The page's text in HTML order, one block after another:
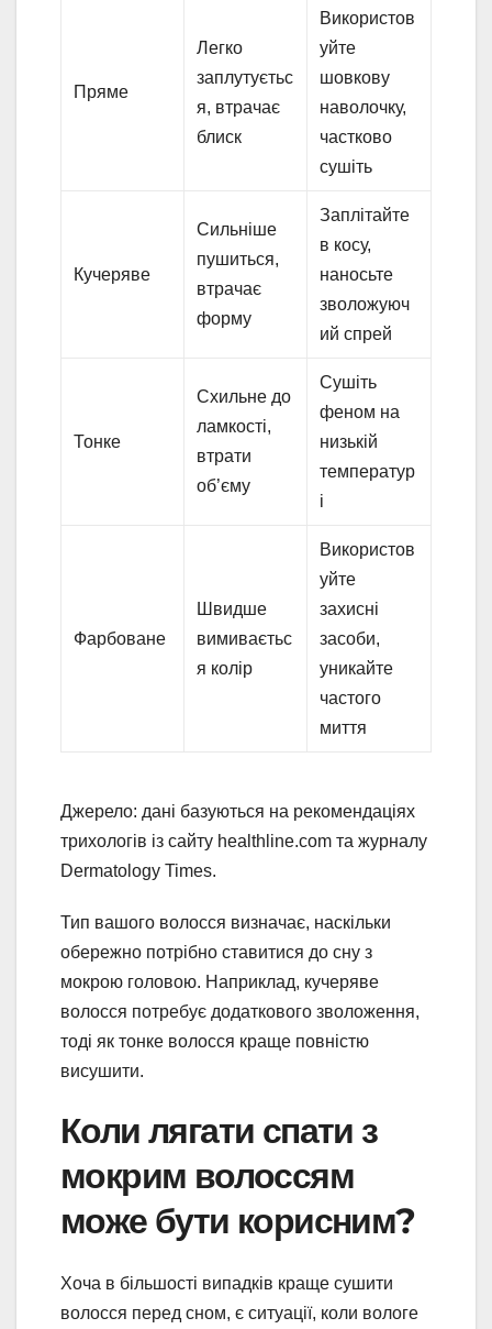
Пряме
Легко
заплутуєтьс
я, втрачає
блиск
Використов
уйте
шовкову
наволочку,
частково
сушіть
Кучеряве
Сильніше
пушиться,
втрачає
форму
Заплітайте
в косу,
наносьте
зволожуюч
ий спрей
Тонке
Схильне до
ламкості,
втрати
об’єму
Сушіть
феном на
низькій
температур
і
Фарбоване
Швидше
вимиваєтьс
я колір
Використов
уйте
захисні
засоби,
уникайте
частого
миття
Джерело: дані базуються на рекомендаціях
трихологів із сайту healthline.com та журналу
Dermatology Times.
Тип вашого волосся визначає, наскільки
обережно потрібно ставитися до сну з
мокрою головою. Наприклад, кучеряве
волосся потребує додаткового зволоження,
тоді як тонке волосся краще повністю
висушити.
Коли лягати спати з
мокрим волоссям
може бути корисним?
Хоча в більшості випадків краще сушити
волосся перед сном, є ситуації, коли вологе